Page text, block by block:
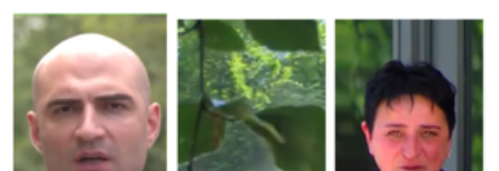
"დადგება დრო და თქვენი
დღევანდელი "პოსტაობა"
საკუთარ თავთან
შეგარცხვენთ... თქვენი
შეცდომა არის დანაშაულის
ტოლფასი" - ეკა კუპატაძე ნანუკა
ჟორჟოლიანს
09:33 / 05-08-2026